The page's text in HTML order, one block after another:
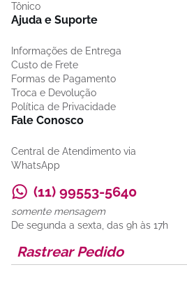
Tônico
Ajuda e Suporte
Informações de Entrega
Custo de Frete
Formas de Pagamento
Troca e Devolução
Política de Privacidade
Fale Conosco
Central de Atendimento via
WhatsApp
(11) 99553-5640
somente mensagem
De segunda a sexta, das 9h às 17h
Rastrear Pedido